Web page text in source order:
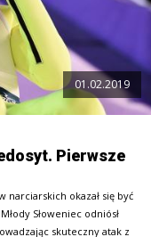
01.02.2019
Pierwsze
okazał się być
Słoweniec odniósł
skuteczny atak z